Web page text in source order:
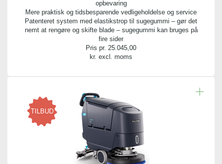
opbevaring
Mere praktisk og tidsbesparende vedligeholdelse og service
Patenteret system med elastikstrop til sugegummi – gør det
nemt at rengøre og skifte blade – sugegummi kan bruges på
fire sider
Pris pr. 25.045,00
kr. excl. moms
TILBUD